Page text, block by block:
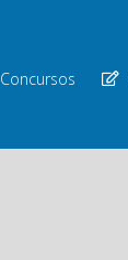
Concursos